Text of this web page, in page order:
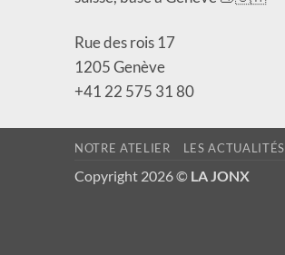
Rue des rois 17
1205 Genève
+41 22 575 31 80
NOTRE ATELIER LES ACTUALITÉS
Copyright 2026 © LA JONX